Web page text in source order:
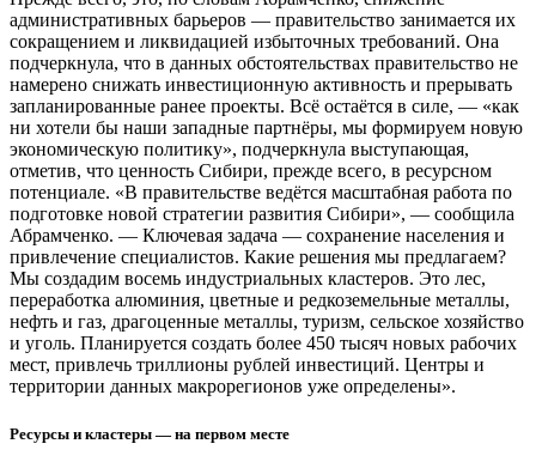
административных барьеров — правительство занимается их
сокращением и ликвидацией избыточных требований. Она
подчеркнула, что в данных обстоятельствах правительство не
намерено снижать инвестиционную активность и прерывать
запланированные ранее проекты. Всё остаётся в силе, — «как
ни хотели бы наши западные партнёры, мы формируем новую
экономическую политику», подчеркнула выступающая,
отметив, что ценность Сибири, прежде всего, в ресурсном
потенциале. «В правительстве ведётся масштабная работа по
подготовке новой стратегии развития Сибири», — сообщила
Абрамченко. — Ключевая задача — сохранение населения и
привлечение специалистов. Какие решения мы предлагаем?
Мы создадим восемь индустриальных кластеров. Это лес,
переработка алюминия, цветные и редкоземельные металлы,
нефть и газ, драгоценные металлы, туризм, сельское хозяйство
и уголь. Планируется создать более 450 тысяч новых рабочих
мест, привлечь триллионы рублей инвестиций. Центры и
территории данных макрорегионов уже определены».
Ресурсы и кластеры — на первом месте